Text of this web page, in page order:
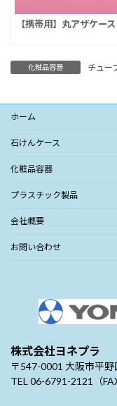
【携帯用】丸アザケース
化粧品容器 チュー
ホーム
石けんケース
化粧品容器
プラスチック製品
会社概要
お問い合わせ
株式会社ヨネプラ
〒547-0001 大阪市平
TEL 06-6791-2121（